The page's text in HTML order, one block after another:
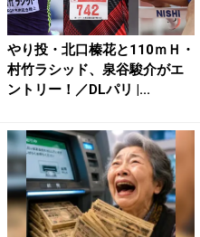
やり投・北口榛花と110ｍＨ・
村竹ラシッド、泉谷駿介がエ
ントリー！／DLパリ |...